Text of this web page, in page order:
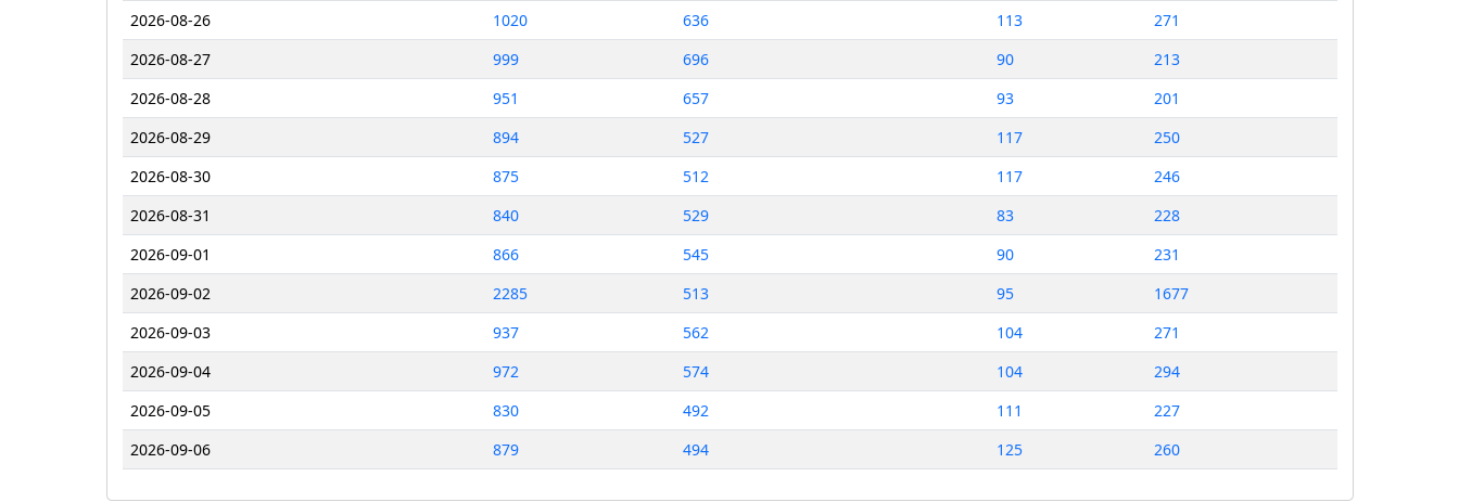
2026-08-26
1020 636 113
271
2026-08-27
999 696 90
213
2026-08-28
951 657 93
201
2026-08-29
894 527 117
250
2026-08-30
875 512 117
246
2026-08-31
840 529 83
228
2026-09-01
866 545 90
231
2026-09-02
2285 513 95
1677
2026-09-03
937 562 104
271
2026-09-04
972 574 104
294
2026-09-05
830 492 111
227
2026-09-06
879 494 125 260